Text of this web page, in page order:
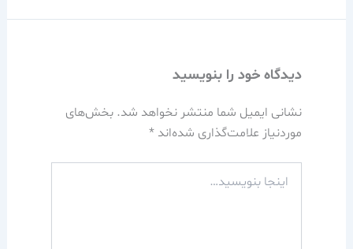
دیدگاه‌ خود را بنویسید
نشانی ایمیل شما منتشر نخواهد شد. بخش‌های
موردنیاز علامت‌گذاری شده‌اند *
بنویسید…